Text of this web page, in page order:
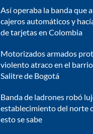
Así operaba la banda que
cajeros automáticos y
de tarjetas en Colombia
Motorizados armados
violento atraco en el
Salitre de Bogotá
Banda de ladrones robó
establecimiento del norte
esto se sabe